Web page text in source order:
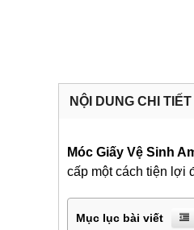
NỘI DUNG CHI TIẾT
Móc Giấy Vệ Sinh
cấp một cách tiện lợi
Mục lục bài viết